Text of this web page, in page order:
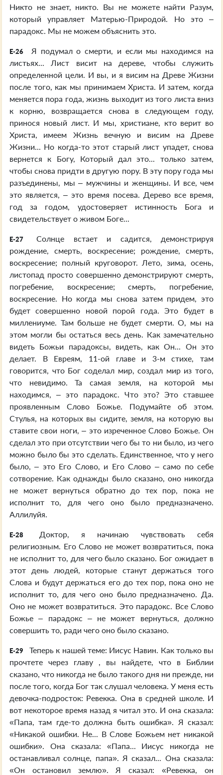
Никто не знает, никто. Вы не можете найти Разум,
который управляет Матерью-Природой. Но это –
парадокс. Мы не можем объяснить это.
E-26
Я подумал о смерти, и если мы находимся на
листьях... Лист висит на дереве, чтобы служить
определенной цели. И вы, и я висим на Древе Жизни
после того, как мы принимаем Христа. И затем, когда
меняется пора года, жизнь выходит из того листа вниз
к корню, возвращается снова в следующем году,
принося новый лист. И мы, христиане, кто верит во
Христа, имеем Жизнь вечную и висим на Древе
Жизни... Но когда-то этот старый лист упадет, снова
вернется к Богу, Который дал это... только затем,
чтобы снова придти в другую пору. В эту пору года мы
разъединены, мы – мужчины и женщины. И все, чем
это является, – это время посева. Дерево все время,
год за годом, удостоверяет истинность Бога и
свидетельствует о живом Боге...
E-27
Солнце встает и садится, демонстрируя
рождение, смерть, воскресение; рождение, смерть,
воскресение; полный круговорот. Лето, зима, осень,
листопад просто совершенно демонстрируют смерть,
погребение, воскресение; смерть, погребение,
воскресение. Но когда мы снова затем придем, это
будет совершенно новой порой года. Это будет в
миллениуме. Там больше не будет смерти. О, мы на
этом могли бы остаться весь день. Как замечательно
видеть Божьи парадоксы, видеть, как Он... Он это
делает. В Евреям, 11-ой главе и 3-м стихе, там
говорится, что Бог соделал мир, создал мир из того,
что невидимо. Та самая земля, на которой мы
находимся, – это парадокс. Что это? Это ставшее
проявленным Слово Божье. Подумайте об этом.
Стулья, на которых вы сидите, земля, на которую вы
ставите свои ноги, – это изреченное Слово Божье. Он
сделал это при отсутствии чего бы то ни было, из чего
можно было бы это сделать. Единственное, что у него
было, – это Его Слово, и Его Слово – само по себе
сотворение. Как однажды было сказано, оно никогда
не может вернуться обратно до тех пор, пока не
исполнит то, для чего оно было предназначено.
Аллилуйя.
E-28
Доктор, я начинаю чувствовать себя
религиозным. Его Слово не может возвратиться, пока
не исполнит то, для чего было сказано. Бог ожидает в
этот день людей, которые станут держаться того
Слова и будут держаться его до тех пор, пока оно не
исполнит то, для чего оно было предназначено. Да.
Оно не может возвратиться. Это парадокс. Все Слово
Божье – парадокс – не может вернуться, должно
совершить то, ради чего оно было сказано.
E-29
Теперь к нашей теме: Иисус Навин. Как только вы
прочтете через главу , вы найдете, что в Библии
сказано, что никогда не было такого дня ни прежде, ни
после того, когда Бог так слушал человека. У меня есть
девочка-подросток: Ревекка. Она в средней школе. И
вот некоторое время назад я читал это. И она сказала:
«Папа, там где-то должна быть ошибка». Я сказал:
«Никакой ошибки. Не... В Слове Божьем нет никакой
ошибки». Она сказала: «Папа... Иисус никогда не
останавливал солнце, папа». Я сказал... Она сказала:
«Он остановил землю». Я сказал: «Ревекка, он